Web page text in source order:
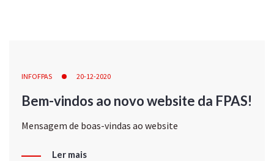
INFOFPAS 20-12-2020
Bem-vindos ao novo website da FPAS!
Mensagem de boas-vindas ao website
Ler mais